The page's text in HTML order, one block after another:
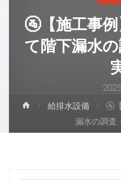
🚰【施工事
て階下漏水
給排水設備
🚰
漏水の調査